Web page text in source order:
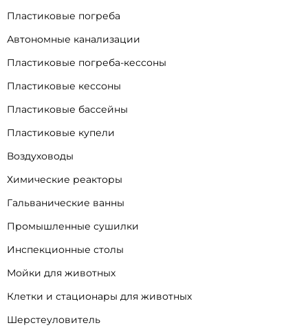
Пластиковые погреба
Автономные канализации
Пластиковые погреба-кессоны
Пластиковые кессоны
Пластиковые бассейны
Пластиковые купели
Воздуховоды
Химические реакторы
Гальванические ванны
Промышленные сушилки
Инспекционные столы
Мойки для животных
Клетки и стационары для животных
Шерстеуловитель